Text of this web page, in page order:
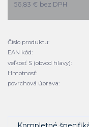
56,83 € bez DPH
Číslo produktu:
EAN kód:
veľkosť S (obvod hlavy):
Hmotnosť:
povrchová úprava: